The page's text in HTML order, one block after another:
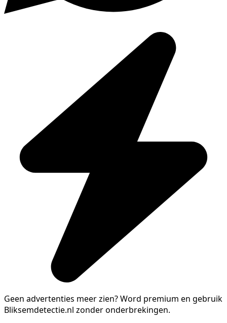
Geen advertenties meer zien?Word premium en gebruik
Bliksemdetectie.nl zonder onderbrekingen.